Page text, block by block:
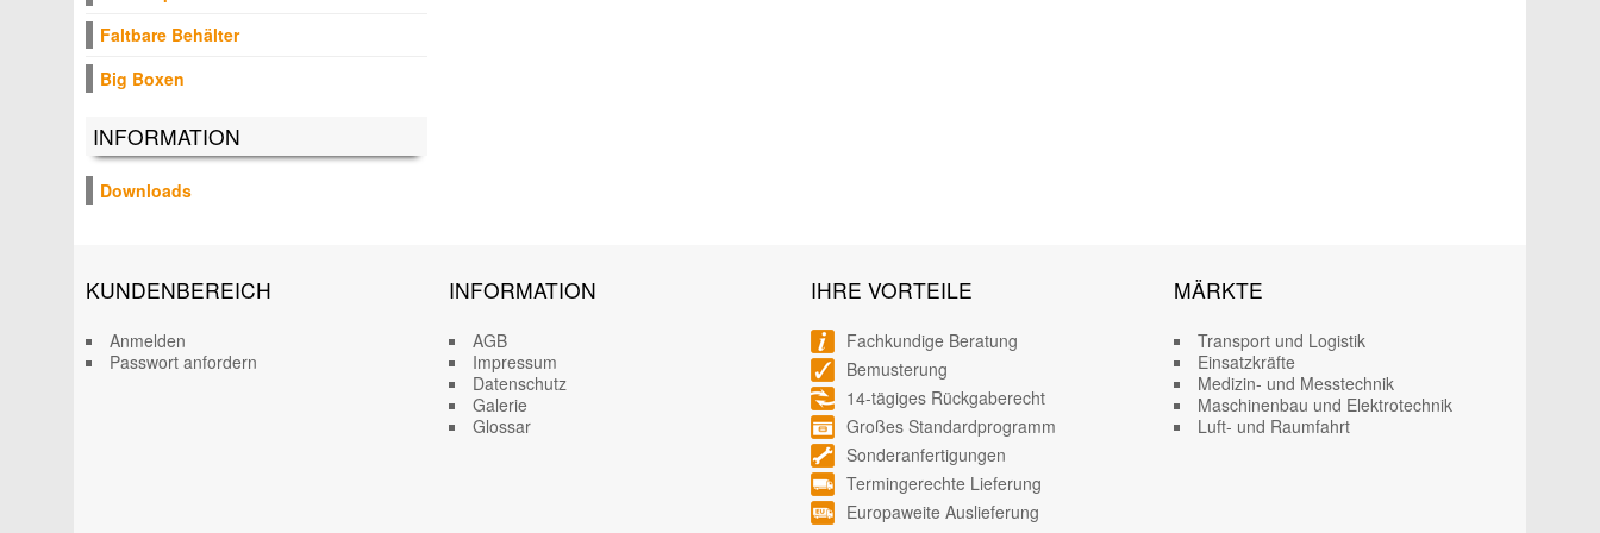
Faltbare Behälter
Big Boxen
INFORMATION
Downloads
KUNDENBEREICH
Anmelden
Passwort anfordern
INFORMATION
AGB
Impressum
Datenschutz
Galerie
Glossar
IHRE VORTEILE
Fachkundige Beratung
Bemusterung
14-tägiges Rückgaberecht
Großes Standardprogramm
Sonderanfertigungen
Termingerechte Lieferung
Europaweite Auslieferung
MÄRKTE
Transport und Logistik
Einsatzkräfte
Medizin- und Messtechnik
Maschinenbau und Elektrotechnik
Luft- und Raumfahrt